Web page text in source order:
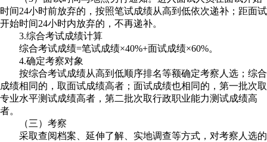
时间24小时前放弃的，按照笔试成绩从高到低依次递补；距面试
开始时间24小时内放弃的，不再递补。
3.综合考试成绩计算
综合考试成绩=笔试成绩×40%+面试成绩×60%。
4.确定考察对象
按综合考试成绩从高到低顺序排名等额确定考察人选；综合
成绩相同的，取面试成绩高者；面试成绩也相同的，第一批次取
专业水平测试成绩高者，第二批次取行政职业能力测试成绩高
者。
（三）考察
采取查阅档案、延伸了解、实地调查等方式，对考察人选的